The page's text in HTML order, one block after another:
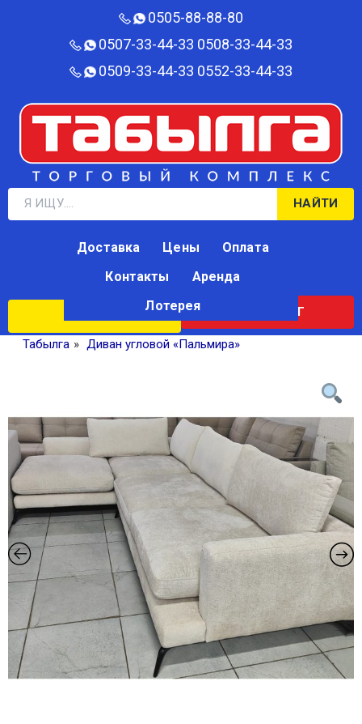
0505-88-88-80‬
0507-33-44-33 0508-33-44-33
0509-33-44-33 0552-33-44-33
НАЙТИ
КАТАЛОГ
Доставка Цены
Оплата
Контакты
Аренда
Лотерея
Табылга » Диван угловой «Пальмира»